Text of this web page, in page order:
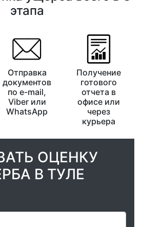
этапа
Отправка
документов
по e-mail,
Viber или
WhatsApp
Получение
готового
отчета в
офисе или
через
курьера
ОЦЕНКУ
В ТУЛЕ